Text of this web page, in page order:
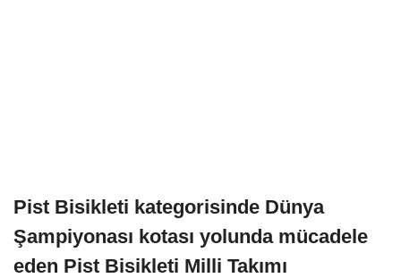
Pist Bisikleti kategorisinde Dünya
Şampiyonası kotası yolunda mücadele
eden Pist Bisikleti Milli Takımı